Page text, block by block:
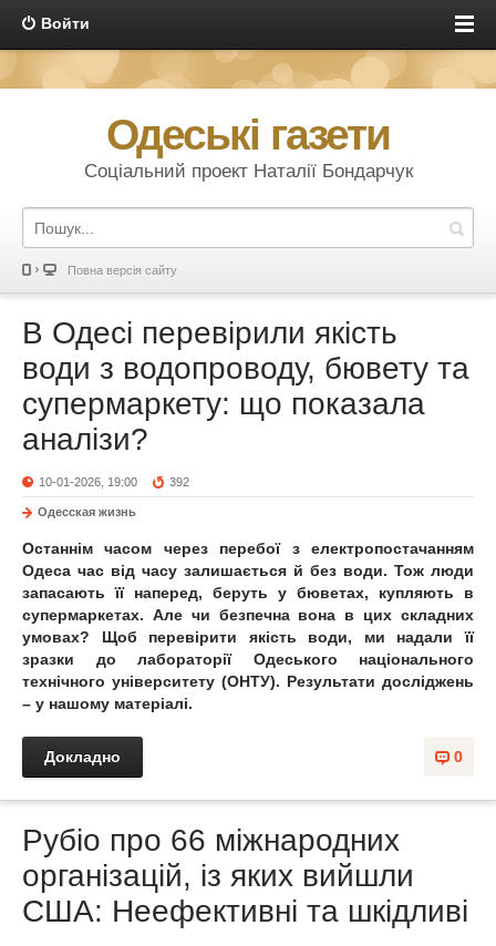
Войти
Одеські газети
Соціальний проект Наталії Бондарчук
Повна версія сайту
В Одесі перевірили якість
води з водопроводу, бювету та
супермаркету: що показала
аналізи?
10-01-2026, 19:00 392
Одесская жизнь
Останнім часом через перебої з електропостачанням
Одеса час від часу залишається й без води. Тож люди
запасають її наперед, беруть у бюветах, купляють в
супермаркетах. Але чи безпечна вона в цих складних
умовах? Щоб перевірити якість води, ми надали її
зразки до лабораторії Одеського національного
технічного університету (ОНТУ). Результати досліджень
– у нашому матеріалі.
0
Докладно
Рубіо про 66 міжнародних
організацій, із яких вийшли
США: Неефективні та шкідливі